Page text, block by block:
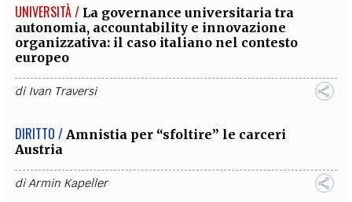
UNIVERSITÀ / La governance universitaria tra
autonomia, accountability e innovazione
organizzativa: il caso italiano nel contesto
europeo
di Ivan Traversi
DIRITTO / Amnistia per “sfoltire” le carceri
Austria
diArmin Kapeller